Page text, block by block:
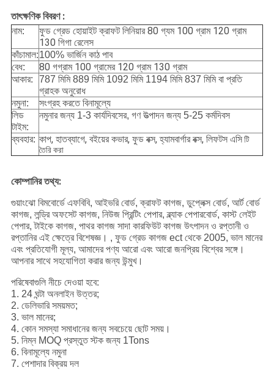
তাৎক্ষণিক বিবরণ :
নাম:
ফুড গ্রেড হোয়াইট ক্রাফট লিনিয়ার 80 গ্যম 100 গ্রাম 120 গ্রাম
130 গিগা রেলেস
কাঁচামাল:100% ভার্জিন কাঠ পাব
বেধ:
80 গগ্রাম 100 গ্রামের 120 গ্রাম 130 গ্রাম
আকার:
787 মিমি 889 মিমি 1092 মিমি 1194 মিমি 837 মিমি বা প্রতি
গ্রাহক অনুরোধ
নমুনা:
সংগ্রহ করতে বিনামূল্যে
লিড
টাইম:
নমুনার জন্য 1-3 কার্যদিবসের, গণ উত্পাদন জন্য 5-25 কর্মদিবস
ব্যবহার: কাপ, হাতব্যাগে, বইয়ের কভার, ফুড বক্স, হ্যামবার্গার বক্স, লিফটস এসিটি
তৈরি করা
কোম্পানির তথ্য:
গুয়াংঝো বিমবোর্ডে এফবিবি, আইভরি বোর্ড, ক্রাফট কাগজ, ডুপ্লেক্স বোর্ড, আর্ট বোর্ড
কাগজ, লন্ড্রি অফসেট কাগজ, নিউজ প্রিন্টিং পেপার, ব্ল্যাক পেপারবোর্ড, কাস্ট লেইট
পেপার, টাইকে কাগজ, পাথর কাগজ সাদা কারফিউট কাগজ উৎপাদন ও রপ্তানী ও
রপ্তানির এই ক্ষেত্রে বিশেষজ্ঞ। , ফুড গ্রেড কাগজ ect থেকে 2005, ভাল মানের
এবং প্রতিযোগী মূল্য, আমাদের পণ্য আরো এবং আরো জনপ্রিয় বিশ্বের সঙ্গে।
আপনার সাথে সহযোগিতা করার জন্য উন্মুখ।
পরিষেবাগুলি নীচে দেওয়া হবে:
1. 24 ঘন্টা অনলাইন উত্তর;
2. ডেলিভারি সময়মত;
3. ভাল মানের;
4. কোন সমস্যা সমাধানের জন্য সবচেয়ে ছোট সময়।
5. নিম্ন MOQ প্রস্তুত স্টক জন্য 1Tons
6. বিনামূল্যে নমুনা
7. পেশাদার বিক্রয় দল